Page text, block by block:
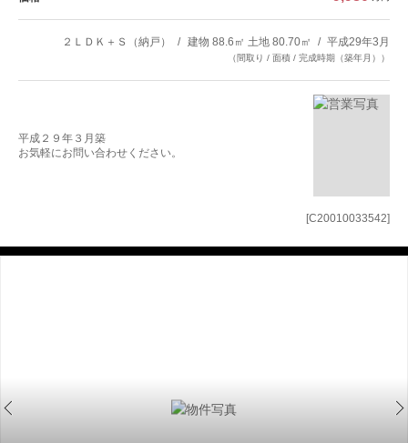
[C20010033542]
２ＬＤＫ＋Ｓ（納戸） 建物 88.6㎡ 土地 80.70㎡ 平成29年3月
（間取り / 面積 / 完成時期（築年月））
平成２９年３月築
お気軽にお問い合わせください。